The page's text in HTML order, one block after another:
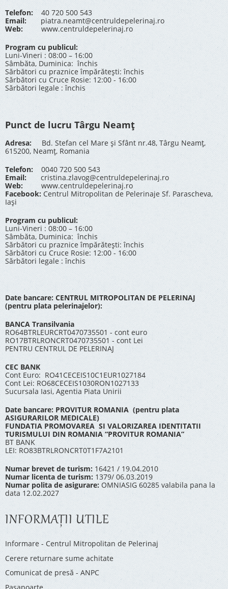
Telefon:40 720 500 543
Email:
piatra.neamt@centruldepelerinaj.ro
Web:
www.centruldepelerinaj.ro
Program cu publicul:
Luni-Vineri : 08:00 – 16:00
Sâmbăta, Duminica: închis
Sărbători cu praznice împărătești: închis
Sărbători cu Cruce Rosie: 12:00 - 16:00
Sărbători legale : închis
Punct de lucru Târgu Neamț
Adresa: Bd. Stefan cel Mare și Sfânt nr.48, Târgu Neamț,
615200, Neamț, Romania
Telefon: 0040 720 500 543
Email:
cristina.zlavog@centruldepelerinaj.ro
Web:
www.centruldepelerinaj.ro
Facebook: Centrul Mitropolitan de Pelerinaje Sf. Parascheva,
Iași
Program cu publicul:
Luni-Vineri : 08:00 – 16:00
Sâmbăta, Duminica: închis
Sărbători cu praznice împărătești: închis
Sărbători cu Cruce Rosie: 12:00 - 16:00
Sărbători legale : închis
Date bancare: CENTRUL MITROPOLITAN DE PELERINAJ
(pentru plata pelerinajelor):
BANCA Transilvania
RO64BTRLEURCRT0470735501 - cont euro
RO17BTRLRONCRT0470735501 - cont Lei
PENTRU CENTRUL DE PELERINAJ
CEC BANK
Cont Euro: RO41CECEIS10C1EUR1027184
Cont Lei: RO68CECEIS1030RON1027133
Sucursala Iasi, Agentia Piata Unirii
Date bancare: PROVITUR ROMANIA (pentru plata
ASIGURARILOR MEDICALE)
FUNDATIA PROMOVAREA SI VALORIZAREA IDENTITATII
TURISMULUI DIN ROMANIA “PROVITUR ROMANIA”
BT BANK
LEI: RO83BTRLRONCRT0T1F7A2101
Numar brevet de turism: 16421 / 19.04.2010
Numar licenta de turism: 1379/ 06.03.2019
Numar polita de asigurare: OMNIASIG 60285 valabila pana la
data 12.02.2027
INFORMAŢII UTILE
Informare - Centrul Mitropolitan de Pelerinaj
Cerere returnare sume achitate
Comunicat de presă - ANPC